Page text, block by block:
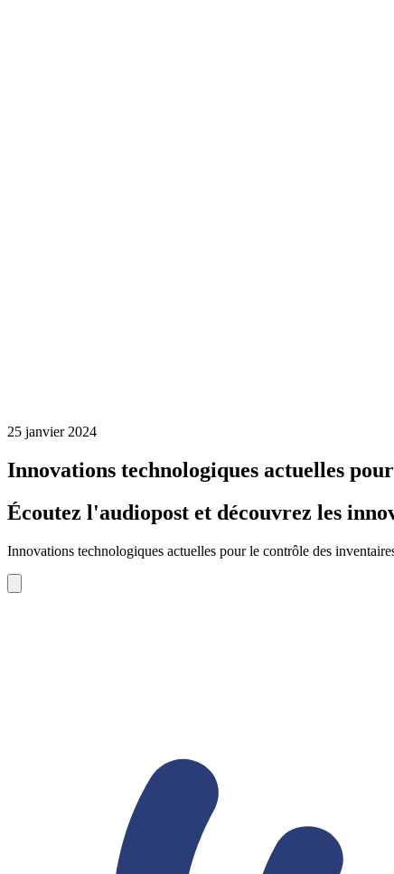
25 janvier 2024
Innovations technologiques actuelles
Écoutez l'audiopost et découvrez les
Innovations technologiques actuelles pour le contrôle des